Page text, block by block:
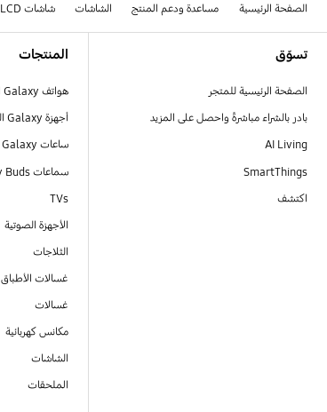
الصفحة الرئيسية مساعدة ودعم المنتج الشاشات شاشات LCD
تسوّق
الصفحة الرئيسية للمتجر
بادر بالشراء مباشرةً واحصل على المزيد
AI Living
SmartThings
اكتشف
المنتجات
هواتف Galaxy الذكية
أجهزة Galaxy اللوحية
ساعات Galaxy
سماعات Galaxy Buds
TVs
الأجهزة الصوتية
الثلاجات
غسالات الأطباق
غسالات
مكانس كهربائية
الشاشات
الملحقات